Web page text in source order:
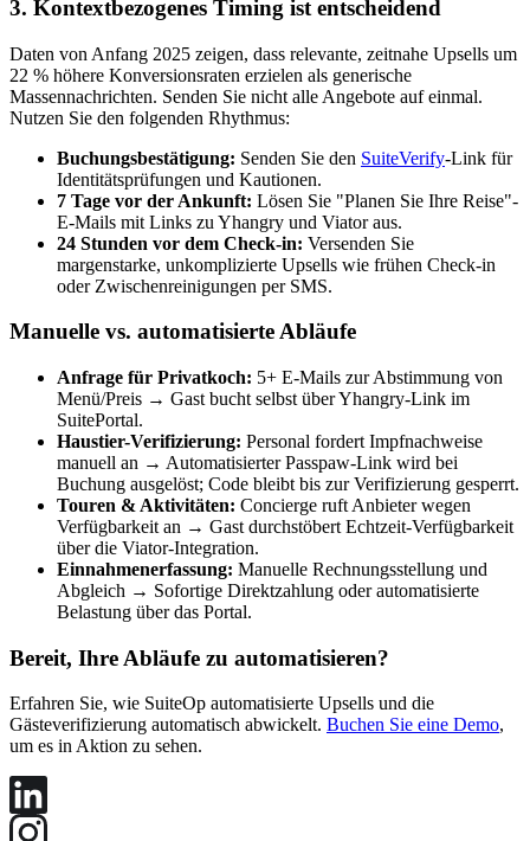
3. Kontextbezogenes Timing ist entscheidend
Daten von Anfang 2025 zeigen, dass relevante, zeitnahe Upsells um
22 % höhere Konversionsraten erzielen als generische
Massennachrichten. Senden Sie nicht alle Angebote auf einmal.
Nutzen Sie den folgenden Rhythmus:
Buchungsbestätigung: Senden Sie den SuiteVerify-Link für
Identitätsprüfungen und Kautionen.
7 Tage vor der Ankunft: Lösen Sie "Planen Sie Ihre Reise"-
E-Mails mit Links zu Yhangry und Viator aus.
24 Stunden vor dem Check-in: Versenden Sie
margenstarke, unkomplizierte Upsells wie frühen Check-in
oder Zwischenreinigungen per SMS.
Manuelle vs. automatisierte Abläufe
Anfrage für Privatkoch: 5+ E-Mails zur Abstimmung von
Menü/Preis → Gast bucht selbst über Yhangry-Link im
SuitePortal.
Haustier-Verifizierung: Personal fordert Impfnachweise
manuell an → Automatisierter Passpaw-Link wird bei
Buchung ausgelöst; Code bleibt bis zur Verifizierung gesperrt.
Touren & Aktivitäten: Concierge ruft Anbieter wegen
Verfügbarkeit an → Gast durchstöbert Echtzeit-Verfügbarkeit
über die Viator-Integration.
Einnahmenerfassung: Manuelle Rechnungsstellung und
Abgleich → Sofortige Direktzahlung oder automatisierte
Belastung über das Portal.
Bereit, Ihre Abläufe zu automatisieren?
Erfahren Sie, wie SuiteOp automatisierte Upsells und die
Gästeverifizierung automatisch abwickelt. Buchen Sie eine Demo,
um es in Aktion zu sehen.